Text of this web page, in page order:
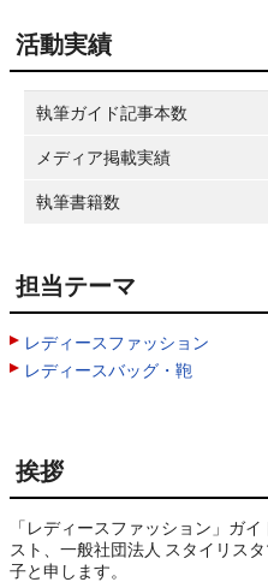
活動実績
執筆ガイド記事本数
メディア掲載実績
執筆書籍数
担当テーマ
レディースファッション
レディースバッグ・鞄
挨拶
「レディースファッション」ガ
スト、一般社団法人 スタイリス
子と申します。